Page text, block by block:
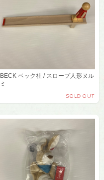
BECK ベック社 / スロープ人形ヌル
ミ
SOLD OUT